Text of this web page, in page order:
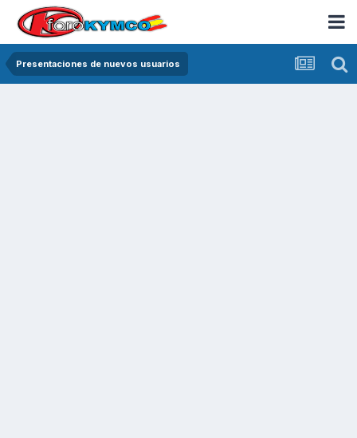
Presentaciones de nuevos usuarios